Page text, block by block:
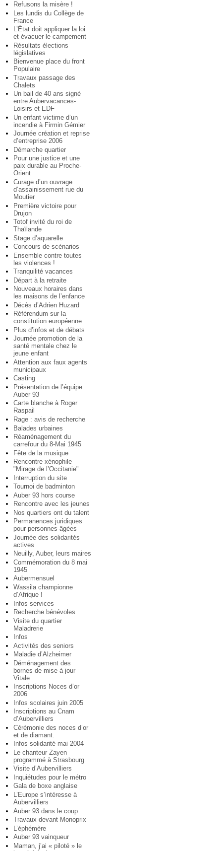
Refusons la misère !
Les lundis du Collège de
France
L’État doit appliquer la loi
et évacuer le campement
Résultats élections
législatives
Bienvenue place du front
Populaire
Travaux passage des
Chalets
Un bail de 40 ans signé
entre Aubervacances-
Loisirs et EDF
Un enfant victime d’un
incendie à Firmin Gémier
Journée création et reprise
d’entreprise 2006
Démarche quartier
Pour une justice et une
paix durable au Proche-
Orient
Curage d’un ouvrage
d’assainissement rue du
Moutier
Première victoire pour
Drujon
Totof invité du roi de
Thaïlande
Stage d’aquarelle
Concours de scénarios
Ensemble contre toutes
les violences !
Tranquilité vacances
Départ à la retraite
Nouveaux horaires dans
les maisons de l’enfance
Décès d’Adrien Huzard
Référendum sur la
constitution européenne
Plus d’infos et de débats
Journée promotion de la
santé mentale chez le
jeune enfant
Attention aux faux agents
municipaux
Casting
Présentation de l’équipe
Auber 93
Carte blanche à Roger
Raspail
Rage : avis de recherche
Balades urbaines
Réaménagement du
carrefour du 8-Mai 1945
Fête de la musique
Rencontre xénophile
"Mirage de l’Occitanie"
Interruption du site
Tournoi de badminton
Auber 93 hors course
Rencontre avec les jeunes
Nos quartiers ont du talent
Permanences juridiques
pour personnes âgées
Journée des solidarités
actives
Neuilly, Auber, leurs maires
Commémoration du 8 mai
1945
Aubermensuel
Wassila championne
d’Afrique !
Infos services
Recherche bénévoles
Visite du quartier
Maladrerie
Infos
Activités des seniors
Maladie d’Alzheimer
Déménagement des
bornes de mise à jour
Vitale
Inscriptions Noces d’or
2006
Infos scolaires juin 2005
Inscriptions au Cnam
d’Aubervilliers
Cérémonie des noces d’or
et de diamant.
Infos solidarité mai 2004
Le chanteur Zayen
programmé à Strasbourg
Visite d’Aubervilliers
Inquiétudes pour le métro
Gala de boxe anglaise
L’Europe s’intéresse à
Aubervilliers
Auber 93 dans le coup
Travaux devant Monoprix
L’éphémère
Auber 93 vainqueur
Maman, j’ai « piloté » le